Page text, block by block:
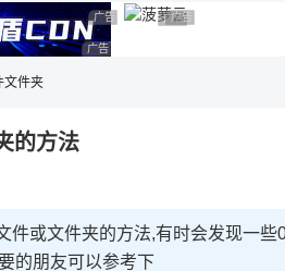
广告 商业广告，理性选择
广告 商业广告，理性选择广告 商业广告，理性选
广告 商业广告，理性
文件夹
的方法
或文件夹的方法,有时会发现一些
的朋友可以参考下